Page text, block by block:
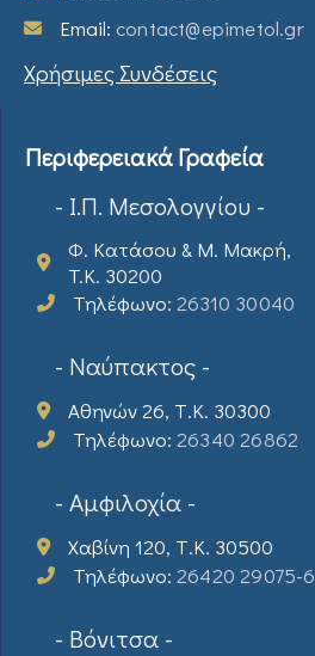
Email: contact@epimetol.gr
Χρήσιμες Συνδέσεις
Περιφερειακά Γραφεία
- Ι.Π. Μεσολογγίου -
Φ. Κατάσου & Μ. Μακρή,
T.K. 30200
Τηλέφωνο: 26310 30040
- Ναύπακτος -
Αθηνών 26, Τ.Κ. 30300
Τηλέφωνο: 26340 26862
- Αμφιλοχία -
Χαβίνη 120, Τ.Κ. 30500
Τηλέφωνο: 26420 29075-6
- Βόνιτσα -